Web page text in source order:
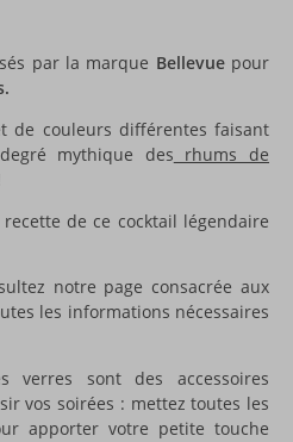
par la marque Bellevuepour
de couleurs différentes faisant
mythique des rhums de
de ce cocktail légendaire
notre page consacrée aux
les informations nécessaires
verres sont des accessoires
vos soirées : mettez toutes les
apporter votre petite touche